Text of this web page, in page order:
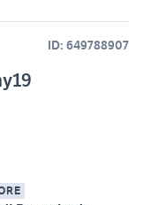
ID: 649788907